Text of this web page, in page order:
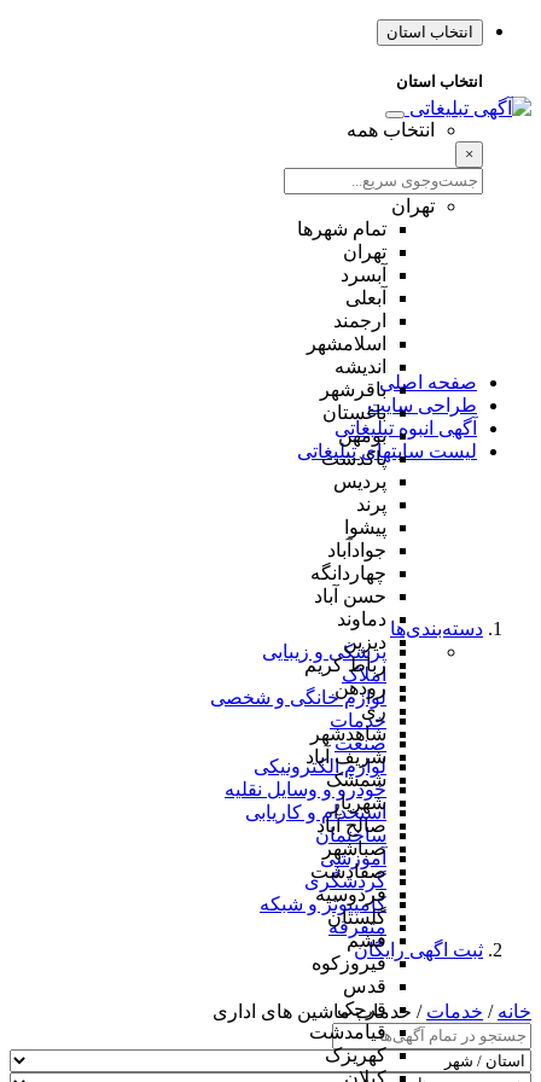
انتخاب استان
انتخاب استان
انتخاب همه
×
تهران
تمام شهر‌ها
تهران
آبسرد
آبعلی
ارجمند
اسلامشهر
اندیشه
باقرشهر
باغستان
بومهن
پاکدشت
پردیس
پرند
پیشوا
جوادآباد
چهاردانگه
حسن آباد
دماوند
دیزین
رباط کریم
رودهن
ری
شاهدشهر
شریف آباد
شمشک
شهریار
صالح آباد
صباشهر
صفادشت
فردوسیه
گلستان
فشم
فیروزکوه
قدس
قرچک
قیامدشت
کهریزک
صفحه اصلی
طراحی سایت
آگهی انبوه تبلیغاتی
لیست سایتهای تبلیغاتی
دسته‌بندی‌ها
پزشکی و زیبایی
املاک
لوازم خانگی و شخصی
خدمات
صنعت
لوازم الکترونیکی
خودرو و وسایل نقلیه
استخدام و کاریابی
ساختمان
آموزشی
گردشگری
کامپیوتر و شبکه
متفرقه
ثبت اگهی رایگان
خانه / خدمات / خدمات ماشین های اداری